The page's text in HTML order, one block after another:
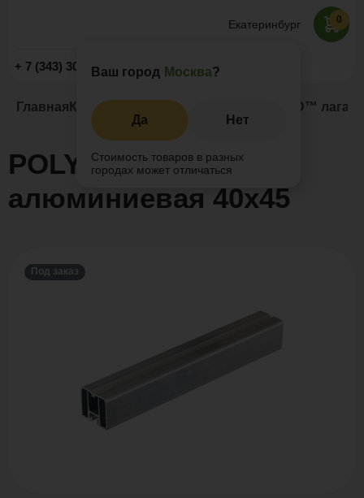
Екатеринбург
Ваш город Москва?
Да Нет
Стоимость товаров в разных
городах может отличаться
+ 7 (343) 302-20-52 Заказать звонок
0
Главная Каталог Комплектующие POLYWOOD™ лага
POLYWOOD™ лага
алюминиевая 40х45
Под заказ